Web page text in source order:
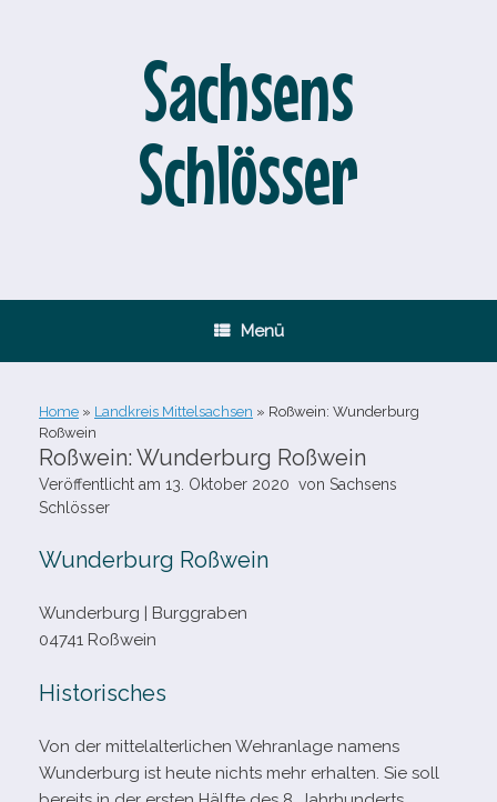
Sachsens
Schlösser
Menü
Home » Landkreis Mittelsachsen » Roßwein: Wunderburg
Roßwein
Roßwein: Wunderburg Roßwein
Veröffentlicht am 13. Oktober 2020 von Sachsens
Schlösser
Wunderburg Roßwein
Wunderburg | Burggraben
04741 Roßwein
Historisches
Von der mit­tel­al­ter­li­chen Wehranlage namens
Wunderburg ist heute nichts mehr erhal­ten. Sie soll